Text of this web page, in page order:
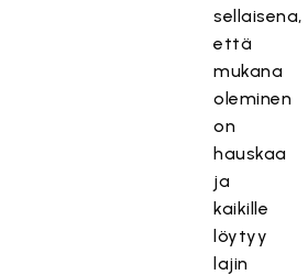
sellaisena,
että
mukana
oleminen
on
hauskaa
ja
kaikille
löytyy
lajin